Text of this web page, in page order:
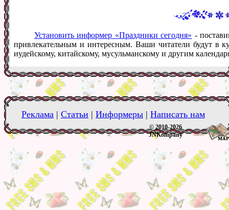
Установить информер «Праздники сегодня» -
привлекательным и интересным. Ваши читатели будут в
иудейскому, китайскому, мусульманскому и другим
Реклама | Статьи | Информеры | Написать нам
© 2010-2026
JNKompany